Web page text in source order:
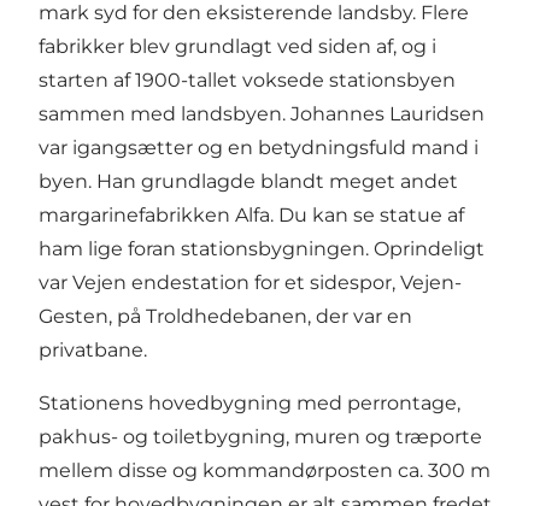
mark syd for den eksisterende landsby. Flere
fabrikker blev grundlagt ved siden af, og i
starten af 1900-tallet voksede stationsbyen
sammen med landsbyen. Johannes Lauridsen
var igangsætter og en betydningsfuld mand i
byen. Han grundlagde blandt meget andet
margarinefabrikken Alfa. Du kan se statue af
ham lige foran stationsbygningen. Oprindeligt
var Vejen endestation for et sidespor, Vejen-
Gesten, på Troldhedebanen, der var en
privatbane.
Stationens hovedbygning med perrontage,
pakhus- og toiletbygning, muren og træporte
mellem disse og kommandørposten ca. 300 m